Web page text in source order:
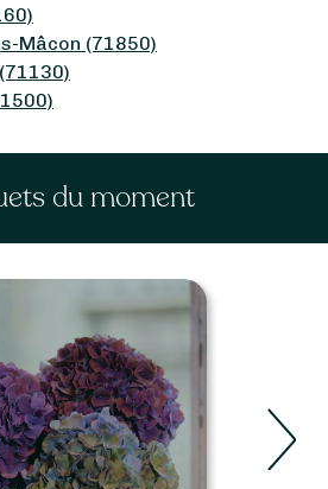
Mâcon (71850)
du moment